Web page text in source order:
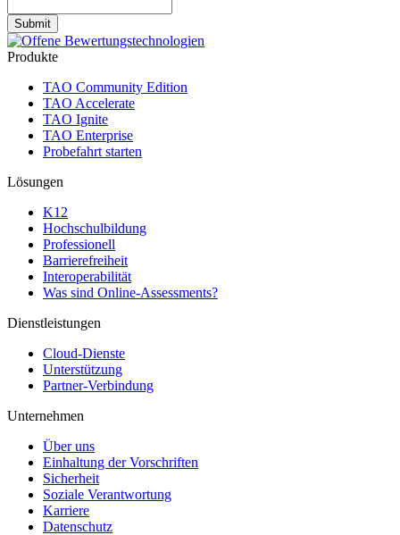
Produkte
TAO Community Edition
TAO Accelerate
TAO Ignite
TAO Enterprise
Probefahrt starten
Lösungen
K12
Hochschulbildung
Professionell
Barrierefreiheit
Interoperabilität
Was sind Online-Assessments?
Dienstleistungen
Cloud-Dienste
Unterstützung
Partner-Verbindung
Unternehmen
Über uns
Einhaltung der Vorschriften
Sicherheit
Soziale Verantwortung
Karriere
Datenschutz